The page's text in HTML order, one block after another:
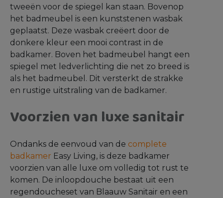
tweeën voor de spiegel kan staan. Bovenop
het badmeubel is een kunststenen wasbak
geplaatst. Deze wasbak creëert door de
donkere kleur een mooi contrast in de
badkamer. Boven het badmeubel hangt een
spiegel met ledverlichting die net zo breed is
als het badmeubel. Dit versterkt de strakke
en rustige uitstraling van de badkamer.
Voorzien van luxe sanitair
Ondanks de eenvoud van de complete
badkamer Easy Living, is deze badkamer
voorzien van alle luxe om volledig tot rust te
komen. De inloopdouche bestaat uit een
regendoucheset van Blaauw Sanitair en een